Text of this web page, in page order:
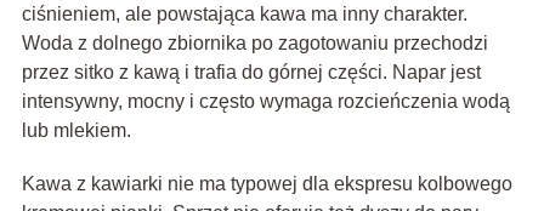
ciśnieniem, ale powstająca kawa ma inny charakter.
Woda z dolnego zbiornika po zagotowaniu przechodzi
przez sitko z kawą i trafia do górnej części. Napar jest
intensywny, mocny i często wymaga rozcieńczenia wodą
lub mlekiem.
Kawa z kawiarki nie ma typowej dla ekspresu kolbowego